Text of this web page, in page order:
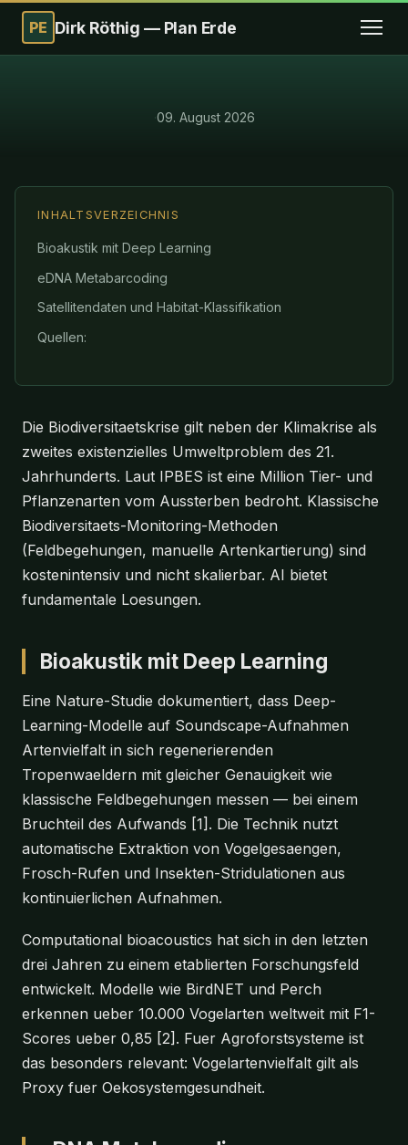
PE Dirk Röthig — Plan Erde
·09. August 2026
INHALTSVERZEICHNIS
Bioakustik mit Deep Learning
eDNA Metabarcoding
Satellitendaten und Habitat-Klassifikation
Quellen:
Die Biodiversitaetskrise gilt neben der Klimakrise als
zweites existenzielles Umweltproblem des 21.
Jahrhunderts. Laut IPBES ist eine Million Tier- und
Pflanzenarten vom Aussterben bedroht. Klassische
Biodiversitaets-Monitoring-Methoden
(Feldbegehungen, manuelle Artenkartierung) sind
kostenintensiv und nicht skalierbar. AI bietet
fundamentale Loesungen.
Bioakustik mit Deep Learning
Eine Nature-Studie dokumentiert, dass Deep-
Learning-Modelle auf Soundscape-Aufnahmen
Artenvielfalt in sich regenerierenden
Tropenwaeldern mit gleicher Genauigkeit wie
klassische Feldbegehungen messen — bei einem
Bruchteil des Aufwands [1]. Die Technik nutzt
automatische Extraktion von Vogelgesaengen,
Frosch-Rufen und Insekten-Stridulationen aus
kontinuierlichen Aufnahmen.
Computational bioacoustics hat sich in den letzten
drei Jahren zu einem etablierten Forschungsfeld
entwickelt. Modelle wie BirdNET und Perch
erkennen ueber 10.000 Vogelarten weltweit mit F1-
Scores ueber 0,85 [2]. Fuer Agroforstsysteme ist
das besonders relevant: Vogelartenvielfalt gilt als
Proxy fuer Oekosystemgesundheit.